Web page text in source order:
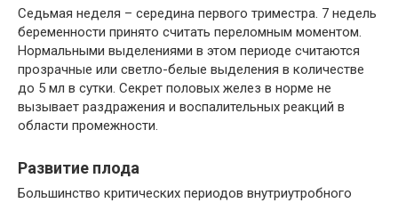
Седьмая неделя – середина первого триместра. 7 недель
беременности принято считать переломным моментом.
Нормальными выделениями в этом периоде считаются
прозрачные или светло-белые выделения в количестве
до 5 мл в сутки. Секрет половых желез в норме не
вызывает раздражения и воспалительных реакций в
области промежности.
Развитие плода
Большинство критических периодов внутриутробного